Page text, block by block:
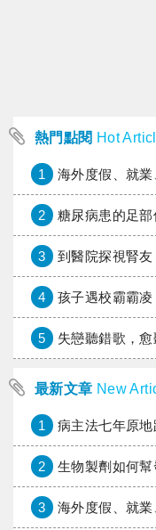
除
數
灶
斷
能
光
鈣
性
癌
的
Ｘ
點
化
發
歲
攝
超
是
健
熱門點閱 Hot
1 海外度假、就業、遊學保障
2 糖尿病患的足部
3 到醫院探視腎友
4 孩子遇校霸霸凌
5 失戀聽錯歌，
最新文章 New
1 病主法七年原
2 生物製劑如何幫發炎性腸
3 海外度假、就業、遊學保障